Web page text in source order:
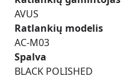
AVUS
Ratlankių modelis
AC-M03
Spalva
BLACK POLISHED